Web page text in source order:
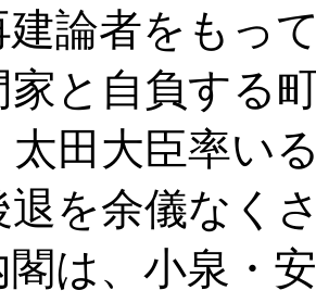
論者をもっ
家と自負する
田大臣率い
退を余儀なく
は、小泉・